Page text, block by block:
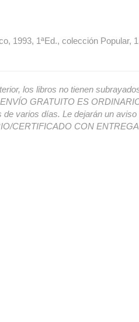
1993, 1ªEd., colección Popular,
los libros no tienen
GRATUITO ES
varios días. Le dejarán un aviso
CERTIFICADO CON